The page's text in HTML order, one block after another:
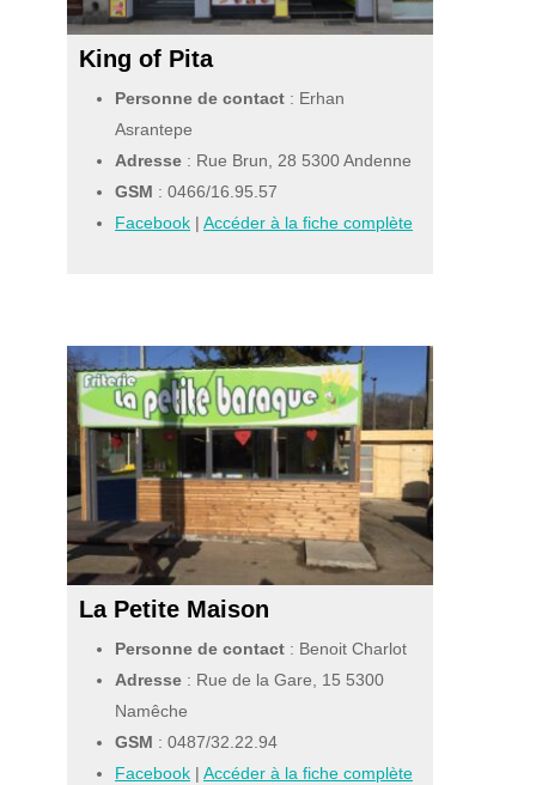
King of Pita
Personne de contact : Erhan
Asrantepe
Adresse : Rue Brun, 28 5300 Andenne
GSM :0466/16.95.57
Facebook |Accéder à la fiche complète
La Petite Maison
Personne de contact : Benoit Charlot
Adresse : Rue de la Gare, 15 5300
Namêche
GSM :0487/32.22.94
Facebook |Accéder à la fiche complète